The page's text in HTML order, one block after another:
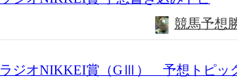
競馬予想
ラジオNIKKEI賞（GⅢ） 予想トピッ